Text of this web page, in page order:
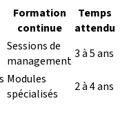
Formation
continue
Temps
attendu
Sessions de
management3 à 5 ans
Modules
spécialisés
2 à 4 ans